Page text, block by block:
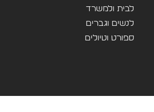
לבית ולמשרד
לנשים וגברים
ספורט וטיולים